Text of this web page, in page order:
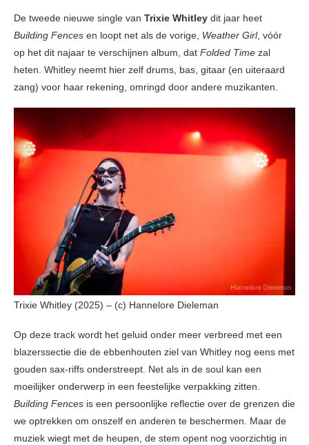
De tweede nieuwe single van Trixie Whitley dit jaar heet
Building Fences en loopt net als de vorige, Weather Girl, vóór
op het dit najaar te verschijnen album, dat Folded Time zal
heten. Whitley neemt hier zelf drums, bas, gitaar (en uiteraard
zang) voor haar rekening, omringd door andere muzikanten.
Trixie Whitley (2025) – (c) Hannelore Dieleman
Op deze track wordt het geluid onder meer verbreed met een
blazerssectie die de ebbenhouten ziel van Whitley nog eens met
gouden sax-riffs onderstreept. Net als in de soul kan een
moeilijker onderwerp in een feestelijke verpakking zitten.
Building Fences is een persoonlijke reflectie over de grenzen die
we optrekken om onszelf en anderen te beschermen. Maar de
muziek wiegt met de heupen, de stem opent nog voorzichtig in